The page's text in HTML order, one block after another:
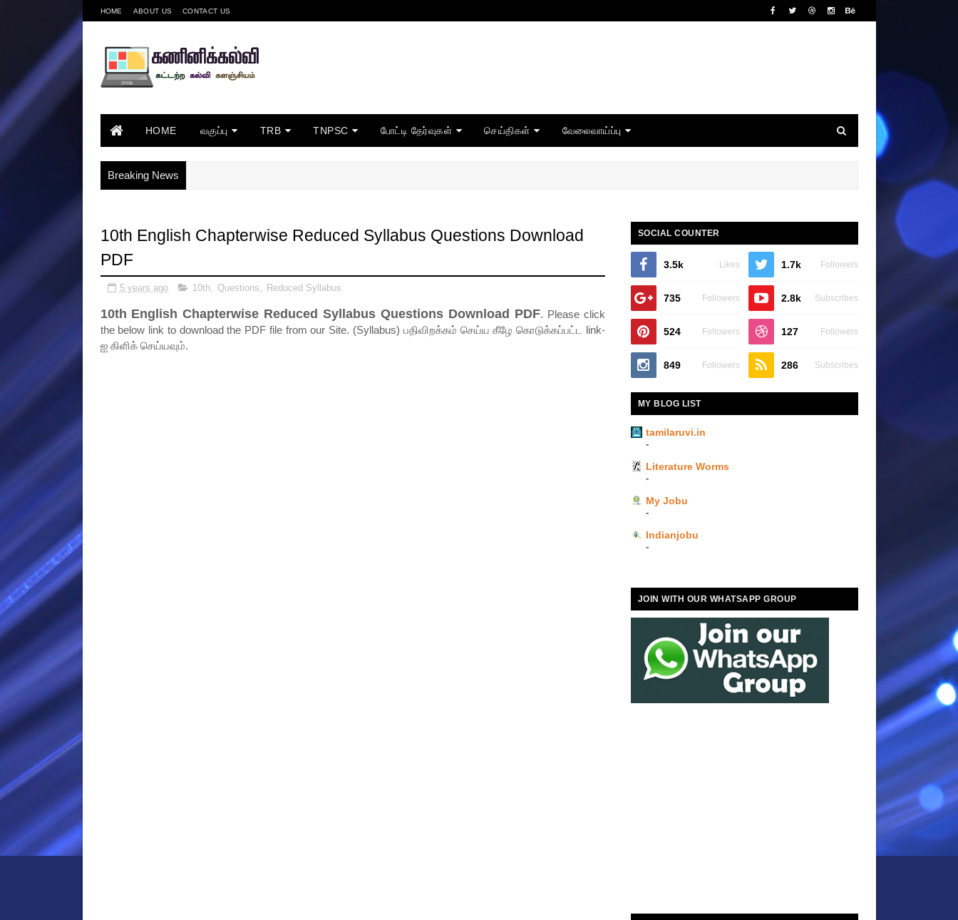
HOME ABOUT US CONTACT US
HOME வகுப்பு TRB TNPSC போட்டி தேர்வுகள் செய்திகள் வேலைவாய்ப்பு
Breaking News
10th English Chapterwise Reduced Syllabus Questions Download
PDF
5 years ago 10th, Questions, Reduced Syllabus
10th English Chapterwise Reduced Syllabus Questions Download PDF. Please click
the below link to download the PDF file from our Site. (Syllabus) பதிவிறக்கம் செய்ய கீழே கொடுக்கப்பட்ட link-
ஐ கிளிக் செய்யவும்.
SOCIAL COUNTER
3.5k Likes 1.7k Followers
735 Followers 2.8k Subscribes
524 Followers 127 Followers
849 Followers 286 Subscribes
MY BLOG LIST
tamilaruvi.in
-
Literature Worms
-
My Jobu
-
Indianjobu
-
JOIN WITH OUR WHATSAPP GROUP